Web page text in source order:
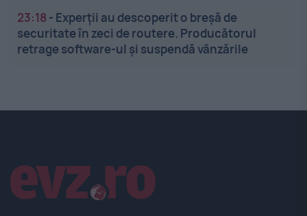
23:18 - Experții au descoperit o breșă de
securitate în zeci de routere. Producătorul
retrage software-ul și suspendă vânzările
Linkuri utile